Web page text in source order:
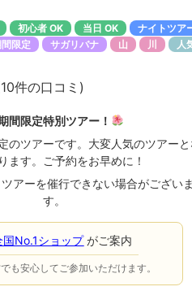
初心者 OK 当日 OK
ナイトツア
限定 サガリバナ 山 川 人
10件の口コミ )
間限定特別ツアー！
のツアーです。大変人気のツアーと
ます。ご予約をお早めに！
アーを催行できない場合がございま
す。
国No.1ショップがご案内
も安心してご参加いただけます。